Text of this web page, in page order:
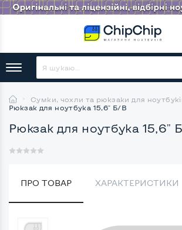
Сумки, чохли та рюкзаки для
Рюкзак для ноутбука 15,6" Б/В
Рюкзак для ноутбука 15,6"
ПРО ТОВАР ХАРАКТЕРИСТИКИ